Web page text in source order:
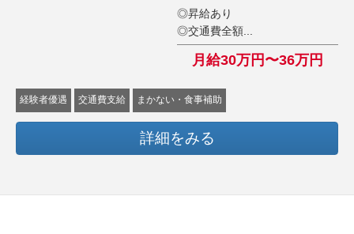
◎昇給あり
◎交通費全額...
月給30万円〜36万円
経験者優遇 交通費支給 まかない・食事補助
詳細をみる